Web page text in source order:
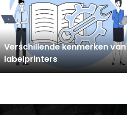
Verschillende kenmerken van
labelprinters